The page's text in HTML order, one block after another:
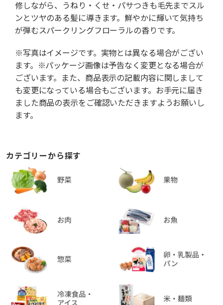
修しながら、うねり・くせ・パサつきも毛先までスル
ンとツヤのある髪に導きます。鮮やかに輝いて気持ち
が弾むスパークリングフローラルの香りです。
※写真はイメージです。実物とは異なる場合がござい
ます。※パッケージ画像は予告なく変更となる場合が
ございます。また、商品表示の記載内容に関しまして
も変更になっている場合もございます。お手元に届き
ました商品の表示をご確認いただきますようお願いし
ます。
カテゴリーから探す